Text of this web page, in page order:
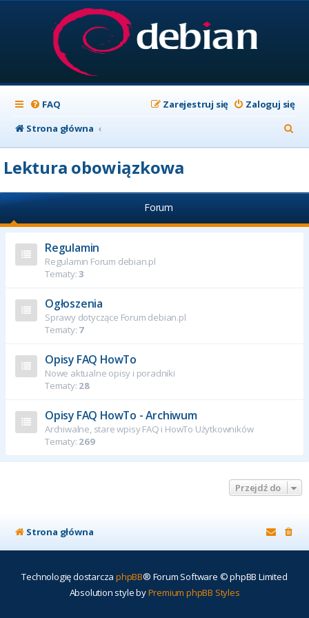
FAQ Zaloguj się
Zarejestruj się
Strona główna
z
j
Lektura obowiązkowa
Forum
Regulamin
Regulamin Forum debian.pl
Tematy:3
Ogłoszenia
Sprawy dotyczące Forum debian.pl
Tematy: 7
Opisy FAQ HowTo
Nowe aktualne opisy i poradniki
Tematy: 28
Opisy FAQ HowTo - Archiwum
Archiwalne, stare wpisy FAQ i HowTo Użytkowników
Tematy: 269
Przejdź do
Strona główna
Technologię dostarcza phpBB® Forum Software © phpBB Limited
Absolution style byPremium phpBB Styles